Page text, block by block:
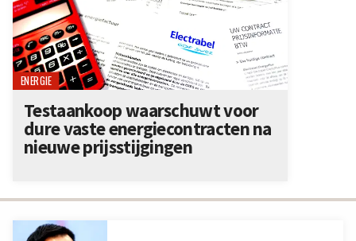
ENERGIE
Testaankoop waarschuwt voor
dure vaste energiecontracten na
nieuwe prijsstijgingen